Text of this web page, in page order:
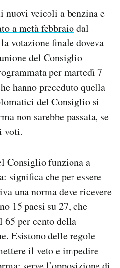
veicoli a benzina e
a metà febbraiodal
votazione finale doveva
del Consiglio
per martedì 7
hanno preceduto quella
del Consiglio si
non sarebbe passata, se
voti.
Consiglio funziona a
significa che per essere
una norma deve ricevere
15 paesi su 27, che
65 per cento della
Esistono delle regole
il veto e impedire